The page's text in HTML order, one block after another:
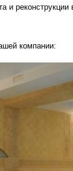
и
компании: